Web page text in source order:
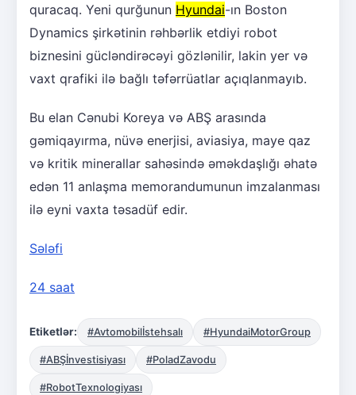
quracaq. Yeni qurğunun Hyundai-ın Boston
Dynamics şirkətinin rəhbərlik etdiyi robot
biznesini gücləndirəcəyi gözlənilir, lakin yer və
vaxt qrafiki ilə bağlı təfərrüatlar açıqlanmayıb.
Bu elan Cənubi Koreya və ABŞ arasında
gəmiqayırma, nüvə enerjisi, aviasiya, maye qaz
və kritik minerallar sahəsində əməkdaşlığı əhatə
edən 11 anlaşma memorandumunun imzalanması
ilə eyni vaxta təsadüf edir.
Sələfi
24 saat
Etiketlər: #Avtomobilİstehsalı #HyundaiMotorGroup
#ABŞİnvestisiyası #PoladZavodu
#RobotTexnologiyası